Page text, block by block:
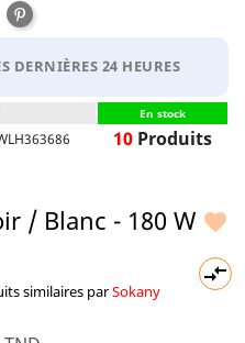
Pinterest
DERNIÈRES 24 HEURES
En stock
10 Produits


/ Blanc - 180 W
similaires parSokany